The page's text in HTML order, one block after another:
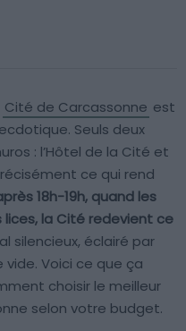
Cité de Carcassonne est
Seuls deux
: l’Hôtel de la Cité et
ce qui rend
18h-19h, quand les
la Cité redevient ce
silencieux, éclairé par
Voici ce que ça
choisir le meilleur
selon votre budget.